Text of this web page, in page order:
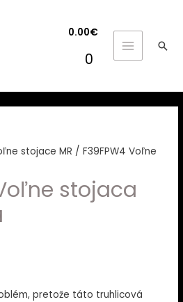
0.00€
0
MAIN
stojace MR / F39FPW4 Voľne
stojaca
pretože táto truhlicová